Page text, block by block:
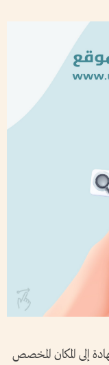
إلى المكان المخصص